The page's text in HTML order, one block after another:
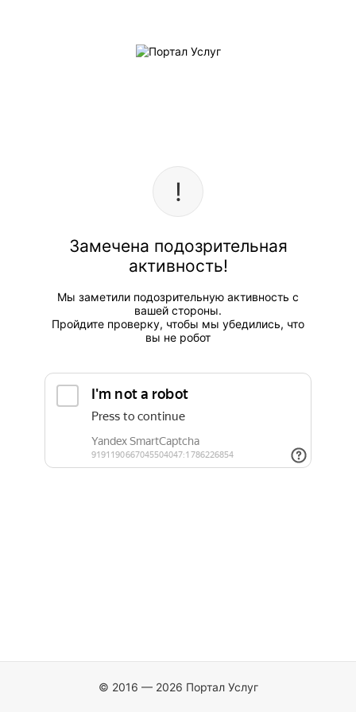
Замечена подозрительная
активность!
Мы заметили подозрительную активность с
вашей стороны.
Пройдите проверку, чтобы мы убедились, что
вы не робот
© 2016 — 2026 Портал Услуг